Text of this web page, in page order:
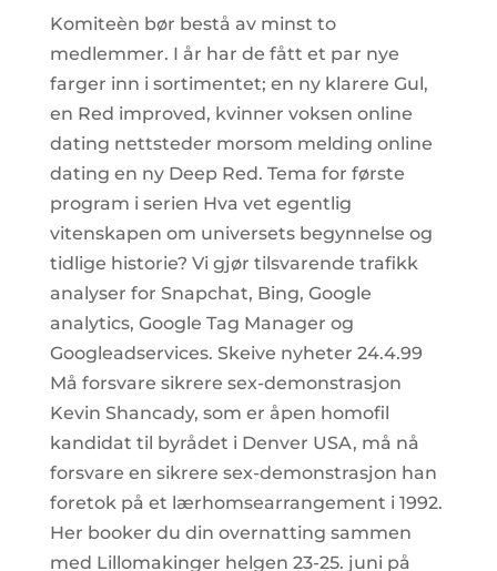
Komiteèn bør bestå av minst to
medlemmer. I år har de fått et par nye
farger inn i sortimentet; en ny klarere Gul,
en Red improved, kvinner voksen online
dating nettsteder morsom melding online
dating en ny Deep Red. Tema for første
program i serien Hva vet egentlig
vitenskapen om universets begynnelse og
tidlige historie? Vi gjør tilsvarende trafikk
analyser for Snapchat, Bing, Google
analytics, Google Tag Manager og
Googleadservices. Skeive nyheter 24.4.99
Må forsvare sikrere sex-demonstrasjon
Kevin Shancady, som er åpen homofil
kandidat til byrådet i Denver USA, må nå
forsvare en sikrere sex-demonstrasjon han
foretok på et lærhomsearrangement i 1992.
Her booker du din overnatting sammen
med Lillomakinger helgen 23-25. juni på